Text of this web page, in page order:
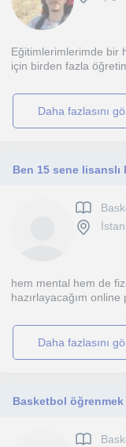
Eğitimlerimlerimde bir
için birden fazla
daha fazlasını
hem mental hem de
hazırlayacağım online
daha fazlasını